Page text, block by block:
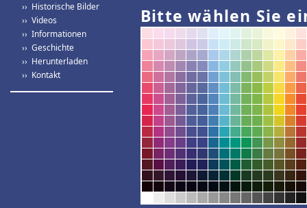
›› Historische Bilder
›› Videos
›› Informationen
›› Geschichte
›› Herunterladen
›› Kontakt
Bitte wählen Sie